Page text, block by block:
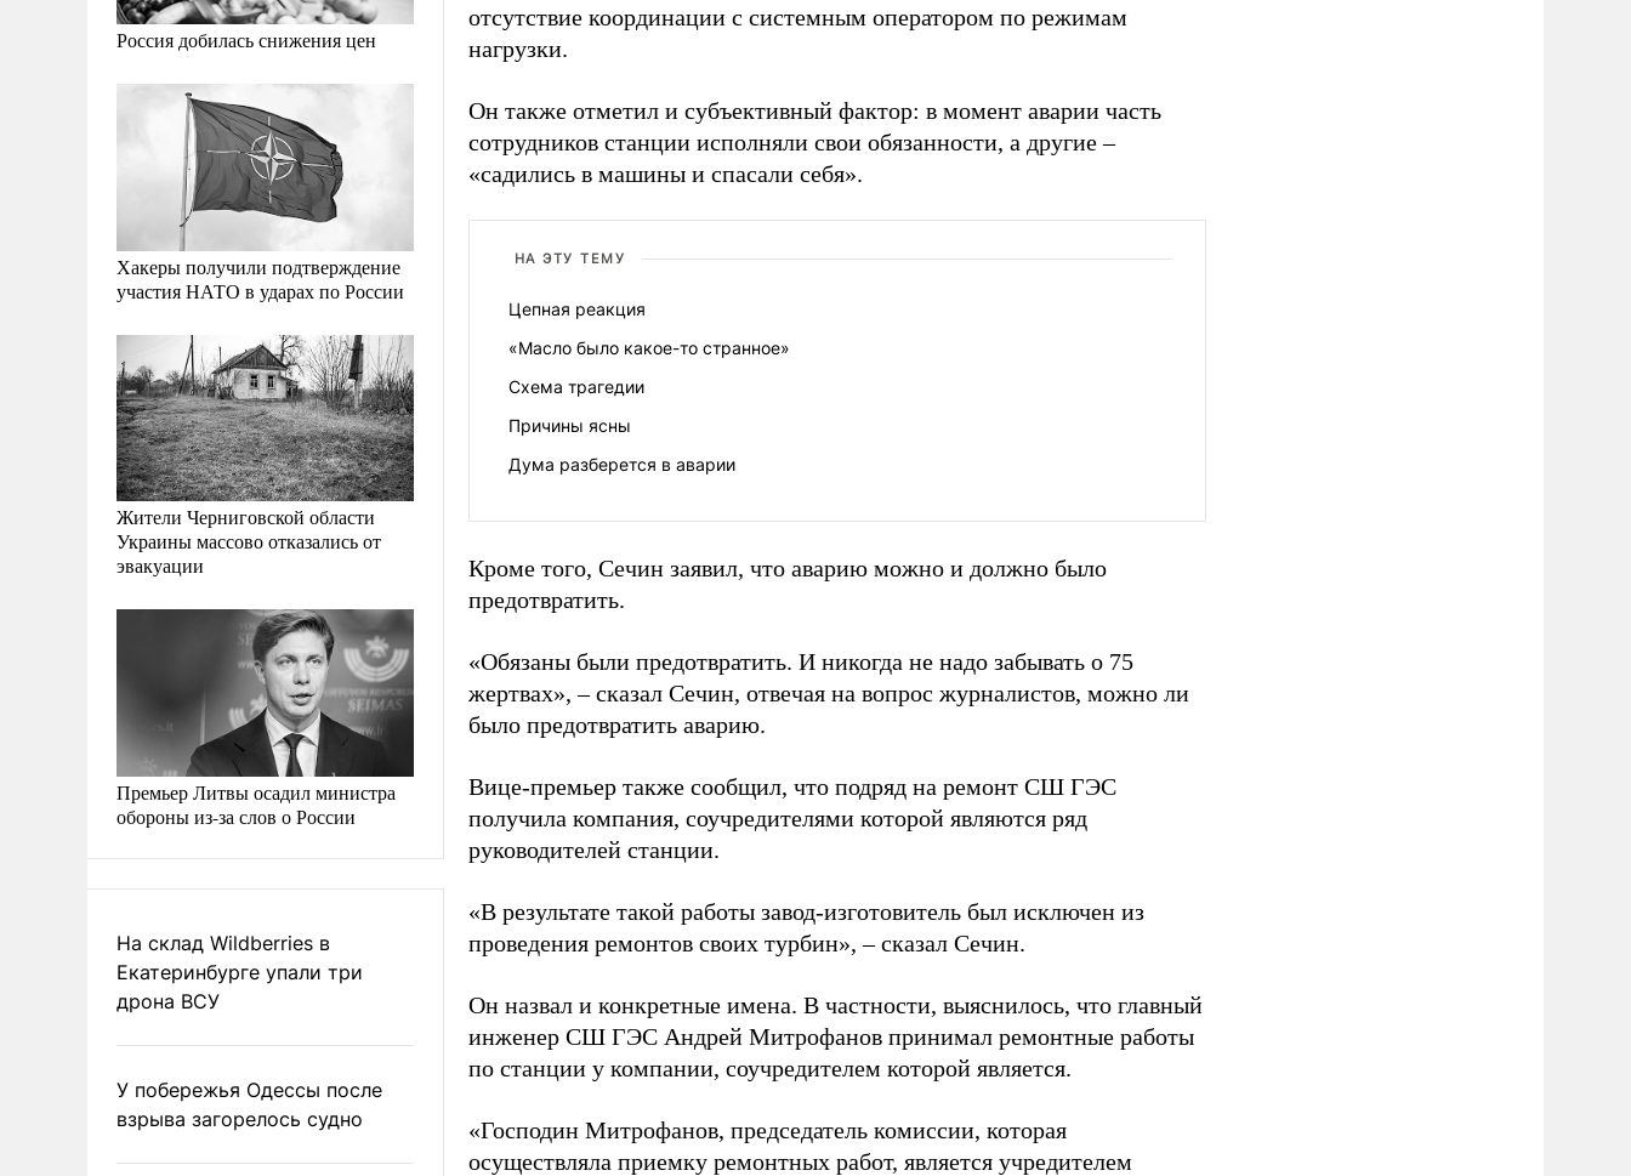
Россия добилась снижения цен
Хакеры получили подтверждение
участия НАТО в ударах по России
Жители Черниговской области
Украины массово отказались от
эвакуации
Премьер Литвы осадил министра
обороны из-за слов о России
На склад Wildberries в
Екатеринбурге упали три
дрона ВСУ
У побережья Одессы после
взрыва загорелось судно
отсутствие координации с системным оператором по режимам
нагрузки.
Он также отметил и субъективный фактор: в момент аварии часть
сотрудников станции исполняли свои обязанности, а другие –
«садились в машины и спасали себя».
НА ЭТУ ТЕМУ
Цепная реакция
«Масло было какое-то странное»
Схема трагедии
Причины ясны
Дума разберется в аварии
Кроме того, Сечин заявил, что аварию можно и должно было
предотвратить.
«Обязаны были предотвратить. И никогда не надо забывать о 75
жертвах», – сказал Сечин, отвечая на вопрос журналистов, можно ли
было предотвратить аварию.
Вице-премьер также сообщил, что подряд на ремонт СШ ГЭС
получила компания, соучредителями которой являются ряд
руководителей станции.
«В результате такой работы завод-изготовитель был исключен из
проведения ремонтов своих турбин», – сказал Сечин.
Он назвал и конкретные имена. В частности, выяснилось, что главный
инженер СШ ГЭС Андрей Митрофанов принимал ремонтные работы
по станции у компании, соучредителем которой является.
«Господин Митрофанов, председатель комиссии, которая
осуществляла приемку ремонтных работ, является учредителем